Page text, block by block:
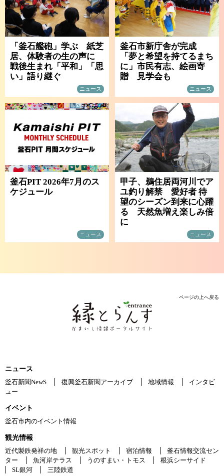
「釜石艦砲」学ぶ 紙芝
居、体験者の生の声に
戦後生まれ「平和」「思
い」語り継ぐ
ニュース
釜石市新庁舎が完成
「夢と希望を持てるまち
に」市民有志、絵画寄
贈 見学会も
ニュース
釜石PIT 2026年7月のス
ケジュール
ニュース
甲子、鵜住居両河川でア
ユ釣り解禁 愛好者 待
望のシーズン到来に心躍
る 天然魚増え楽しみ倍
に
ニュース
ページの上へ戻る
ニュース
釜石新聞NewS
復興釜石新聞アーカイブ 地域情報
インタビ
ュー
イベント
釜石市内のイベント情報
観光情報
近代製鉄発祥の地
観光スポット 宿泊情報
釜石情報交流セン
ター
魚河岸テラス うのすまい・トモス
根浜シーサイド
SL銀河
三陸鉄道